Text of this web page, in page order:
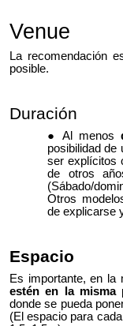
Venue
La recomendación
posible.
Duración
Al menos
posibilidad de
ser explícitos
de otros
(Sábado/
Otros
de explicarse
Espacio
Es importante, en la
estén en la misma
donde se pueda
(El espacio para